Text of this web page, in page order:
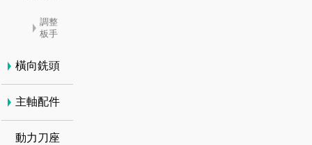
調整
板手
橫向銑頭
主軸配件
動力刀座